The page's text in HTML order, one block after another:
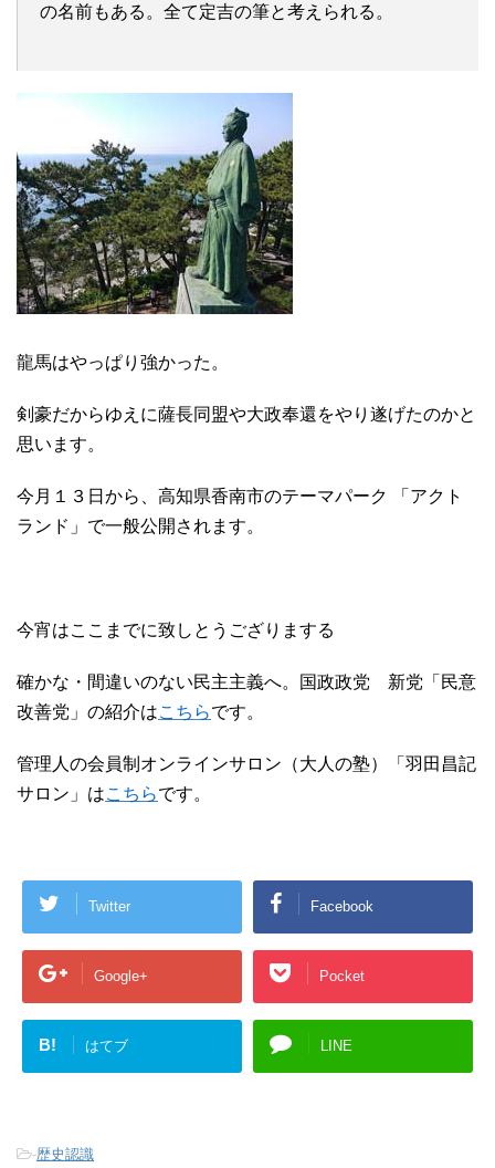
の名前もある。全て定吉の筆と考えられる。
龍馬はやっぱり強かった。
剣豪だからゆえに薩長同盟や大政奉還をやり遂げたのかと
思います。
今月１３日から、高知県香南市のテーマパーク 「アクト
ランド」で一般公開されます。
今宵はここまでに致しとうござりまする
確かな・間違いのない民主主義へ。国政政党 新党「民意
改善党」の紹介はこちらです。
管理人の会員制オンラインサロン（大人の塾）「羽田昌記
サロン」はこちらです。
Twitter Facebook
Google+ Pocket
B! はてブ LINE
-歴史認識